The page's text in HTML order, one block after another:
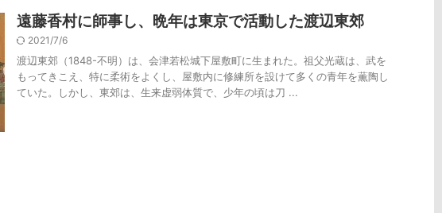
遠藤香村に師事し、晩年は東京で活動した渡辺東郊
2021/7/6
渡辺東郊（1848-不明）は、会津若松城下屋敷町に生まれた。祖父光蔵は、武を
もってきこえ、特に柔術をよくし、屋敷内に修練所を設けて多くの青年を薫陶し
ていた。しかし、東郊は、生来虚弱体質で、少年の頃は刀 ...